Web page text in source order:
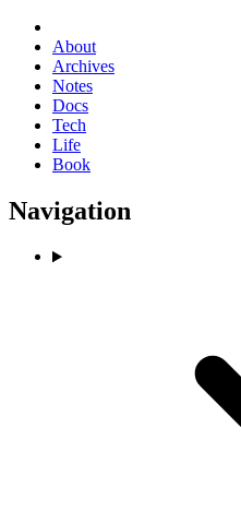
About
Archives
Notes
Docs
Tech
Life
Book
Navigation